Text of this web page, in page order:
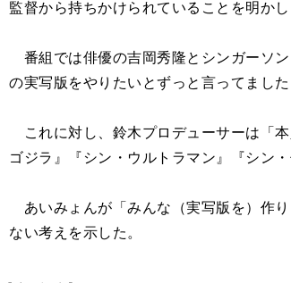
監督から持ちかけられていることを明かし
番組では俳優の吉岡秀隆とシンガーソ
の実写版をやりたいとずっと言ってました
これに対し、鈴木プロデューサーは「
ゴジラ』『シン・ウルトラマン』『シン
あいみょんが「みんな（実写版を）作
ない考えを示した。